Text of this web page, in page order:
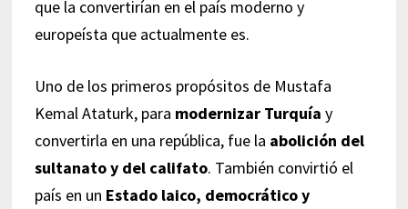
que la convertirían en el país moderno y
europeísta que actualmente es.
Uno de los primeros propósitos de Mustafa
Kemal Ataturk, para modernizar Turquía y
convertirla en una república, fue la abolición del
sultanato y del califato. También convirtió el
país en un Estado laico, democrático y